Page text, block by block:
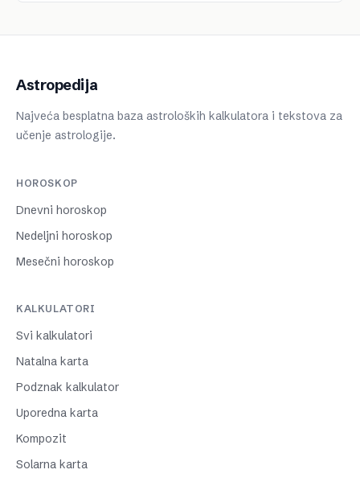
Astropedija
Najveća besplatna baza astroloških kalkulatora i tekstova za
učenje astrologije.
HOROSKOP
Dnevni horoskop
Nedeljni horoskop
Mesečni horoskop
KALKULATORI
Svi kalkulatori
Natalna karta
Podznak kalkulator
Uporedna karta
Kompozit
Solarna karta